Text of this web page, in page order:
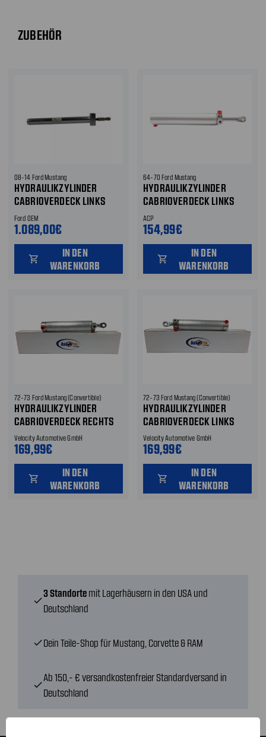
ZUBEHÖR
08-14 Ford Mustang
HYDRAULIKZYLINDER
CABRIOVERDECK LINKS
ODER RECHTS
Ford OEM
1.089,00€
shopping_cart
IN DEN
WARENKORB
64-70 Ford Mustang
HYDRAULIKZYLINDER
CABRIOVERDECK LINKS
ODER RECHTS
ACP
154,99€
shopping_cart
IN DEN
WARENKORB
72-73 Ford Mustang (Convertible)
HYDRAULIKZYLINDER
CABRIOVERDECK RECHTS
Velocity Automotive GmbH
169,99€
shopping_cart
IN DEN
WARENKORB
72-73 Ford Mustang (Convertible)
HYDRAULIKZYLINDER
CABRIOVERDECK LINKS
Velocity Automotive GmbH
169,99€
shopping_cart
IN DEN
WARENKORB
check
3 Standorte mit Lagerhäusern in den USA und
Deutschland
checkDein Teile-Shop für Mustang, Corvette & RAM
check
Ab 150,- € versandkostenfreier Standardversand in
Deutschland